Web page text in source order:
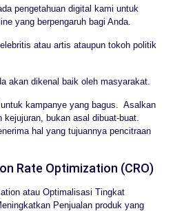
pengetahuan digital kami untuk
yang berpengaruh bagi Anda.
atau artis ataupun tokoh politik
akan dikenal baik oleh masyarakat.
kampanye yang bagus. Asalkan
bukan asal dibuat-buat.
hal yang tujuannya pencitraan
Rate Optimization (CRO)
atau Optimalisasi Tingkat
Penjualan produk yang